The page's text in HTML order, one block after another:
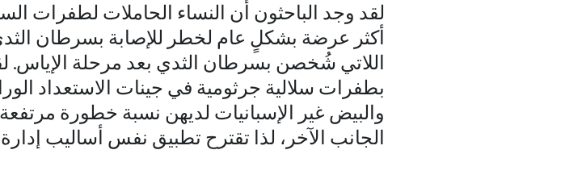
لقد وجد الباحثون أن النساء الحاملات لطفرات
أكثر عرضة بشكلٍ عام لخطر للإصابة بسرطان
اللاتي شُخصن بسرطان الثدي بعد مرحلة الإياس.
بطفرات سلالية جرثومية في جينات الاستعداد
والبيض غير الإسبانيات لديهن نسبة خطورة
الجانب الآخر، لذا تقترح تطبيق نفس أساليب